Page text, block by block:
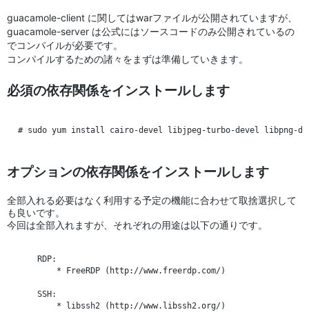
guacamole-client に関してはwarファイルが公開されていますが、
guacamole-server は公式にはソースコードのみ公開されているの
でコンパイルが必要です。
コンパイルするための諸々をまずは準備していきます。
必須の依存関係をインストールします
オプションの依存関係をインストールします
全部入れる必要はなく利用する予定の機能に合わせて取捨選択して
も良いです。
今回は全部入れますが、それぞれの用途は以下の通りです。
    RDP:
        * FreeRDP (http://www.freerdp.com/)
    SSH:
        * libssh2 (http://www.libssh2.org/)